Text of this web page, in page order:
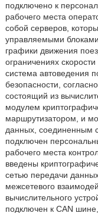
подключено к
рабочего места
собой серверов,
управляемыми
графики движения
ограничениях
система автоведения
безопасности,
состоящий из
модулем
маршрутизатором, и
данных, соединенным
подключен
рабочего места
введены
сетью передачи
межсетевого
вычислительного
подключен к CAN